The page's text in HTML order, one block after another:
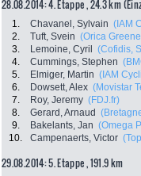
28.08.2014: 4. Etappe , 24.3 km
1. Chavanel, Sylvain (IAM
2.
Tuft, Svein (Orica
3.
Lemoine, Cyril (Cofidis,
4.
Cummings, Stephen
5.
Elmiger, Martin (IAM
6.
Dowsett, Alex (Movistar
7.
Roy, Jeremy (FDJ.fr)
8.
Gerard, Arnaud
9.
Bakelants, Jan (Omega
10.
Campenaerts, Victor
29.08.2014: 5. Etappe , 191.9 km